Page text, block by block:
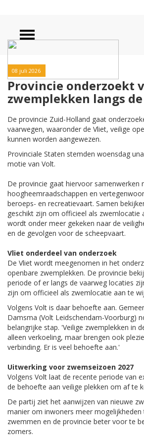
08 juli 2026
Provincie onderzoekt
zwemplekken langs
De provincie Zuid-Holland gaat
vaarwegen, waaronder de Vliet, veilige
kunnen worden aangewezen.
Provinciale Staten stemden woensdag
motie van Volt.
De provincie gaat hiervoor samenwerken
hoogheemraadschappen en
beroeps- en recreatievaart. Samen
geschikt zijn om officieel als zwemlocatie
wordt onder meer gekeken naar de
en de gevolgen voor de scheepvaart.
Vliet onderdeel van onderzoek
De Vliet wordt meegenomen in het
openbare zwemplekken. De provincie
periode of er langs de vaarweg locaties
zijn om officieel als zwemlocatie aan te
Volgens Volt is daar behoefte aan.
Damsma (Volt Leidschendam-Voorburg)
belangrijke stap. 'Veilige zwemplekken in
alleen verkoeling, maar brengen ook
verbinding. Er is veel behoefte aan.'
Uitwerking voor zwemseizoen 2027
Volgens Volt laat de recente periode van
de behoefte aan veilige plekken om af te
De partij ziet het aanwijzen van nieuwe
manier om inwoners meer mogelijkheden
zwemmen en de provincie beter voor te
zomers.